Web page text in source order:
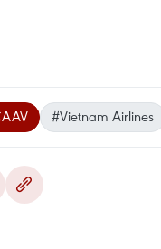
#Vietnam Airlines